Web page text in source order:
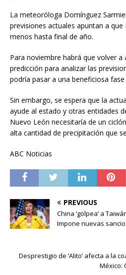
La meteoróloga Domínguez
previsiones actuales apuntan a
menos hasta final de año.
Para noviembre habrá que volver
predicción para analizar las
podría pasar a una beneficiosa fase
Sin embargo, se espera que la
ayude al estado y otras entidades
Nuevo León necesitaría de un
alta cantidad de precipitación que
ABC Noticias
PREVIOUS
China ‘golpea’ a
Impone nuevas
Desprestigio de ‘Alito’ afecta a la
México: